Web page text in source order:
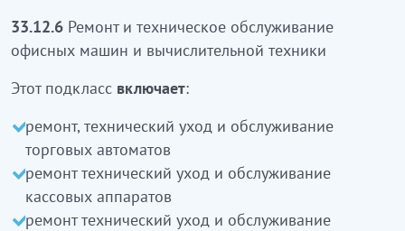
пластмасса және резеңкені өңдеуге арналған
машиналар және жабдықтарды жөңдеу және
техникалық қызмет көрсету
машиналар және жабдықтарды жөңдеу және
техникалық қызмет көрсету
33.12.6Офистік машиналарды және есептеуіш
техникаларды жөндеу және техникалық қызмет
33.12.6 Ремонт и техническое обслуживание
офисных машин и вычислительной техники
Этот подкласс включает:
ремонт, технический уход и обслуживание
торговых автоматов
ремонт технический уход и обслуживание
кассовых аппаратов
ремонт технический уход и обслуживание